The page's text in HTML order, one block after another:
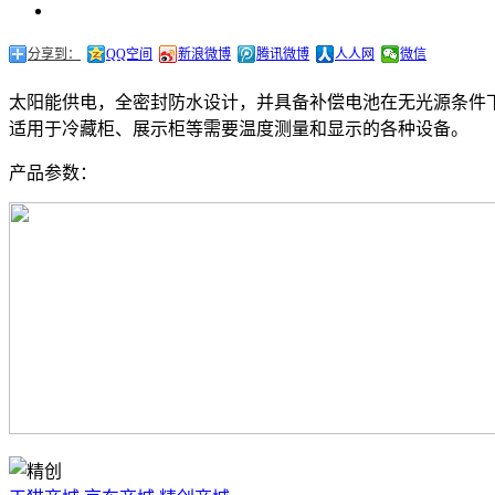
分享到： QQ空间 新浪微博 腾讯微博 人人网 微信
太阳能供电，全密封防水设计，并具备补偿电池在无光源条件
适用于冷藏柜、展示柜等需要温度测量和显示的各种设备。
产品参数：